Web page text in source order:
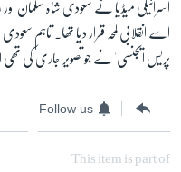
اسرائیلی میڈیا نے سعودی شاہ سلمان
اسے انقلابی لمحہ قرار دیا تھا۔
تاہم
پریس ایجنسی' نے جو تصویر جاری کی تھی
Follow us
This item is part of